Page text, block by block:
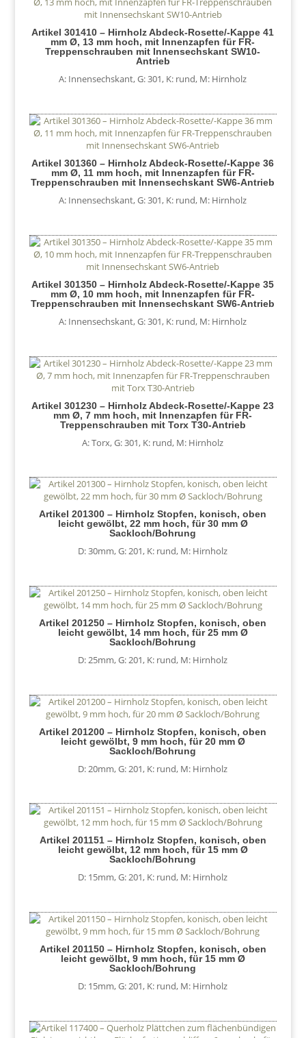
Artikel 301410 – Hirnholz Abdeck-Rosette/-Kappe 41
mm Ø, 13 mm hoch, mit Innenzapfen für FR-
Treppenschrauben mit Innensechskant SW10-
Antrieb
A: Innensechskant,G: 301, K: rund, M: Hirnholz
Artikel 301360 – Hirnholz Abdeck-Rosette/-Kappe 36
mm Ø, 11 mm hoch, mit Innenzapfen für FR-
Treppenschrauben mit Innensechskant SW6-Antrieb
A: Innensechskant,G: 301, K: rund, M: Hirnholz
Artikel 301350 – Hirnholz Abdeck-Rosette/-Kappe 35
mm Ø, 10 mm hoch, mit Innenzapfen für FR-
Treppenschrauben mit Innensechskant SW6-Antrieb
A: Innensechskant,G: 301, K: rund, M: Hirnholz
Artikel 301230 – Hirnholz Abdeck-Rosette/-Kappe 23
mm Ø, 7 mm hoch, mit Innenzapfen für FR-
Treppenschrauben mit Torx T30-Antrieb
A: Torx,G: 301, K: rund, M: Hirnholz
Artikel 201300 – Hirnholz Stopfen, konisch, oben
leicht gewölbt, 22 mm hoch, für 30 mm Ø
Sackloch/Bohrung
D: 30mm,G: 201, K: rund, M: Hirnholz
Artikel 201250 – Hirnholz Stopfen, konisch, oben
leicht gewölbt, 14 mm hoch, für 25 mm Ø
Sackloch/Bohrung
D: 25mm,G: 201, K: rund, M: Hirnholz
Artikel 201200 – Hirnholz Stopfen, konisch, oben
leicht gewölbt, 9 mm hoch, für 20 mm Ø
Sackloch/Bohrung
D: 20mm,G: 201, K: rund, M: Hirnholz
Artikel 201151 – Hirnholz Stopfen, konisch, oben
leicht gewölbt, 12 mm hoch, für 15 mm Ø
Sackloch/Bohrung
D: 15mm,G: 201, K: rund, M: Hirnholz
Artikel 201150 – Hirnholz Stopfen, konisch, oben
leicht gewölbt, 9 mm hoch, für 15 mm Ø
Sackloch/Bohrung
D: 15mm,G: 201, K: rund, M: Hirnholz